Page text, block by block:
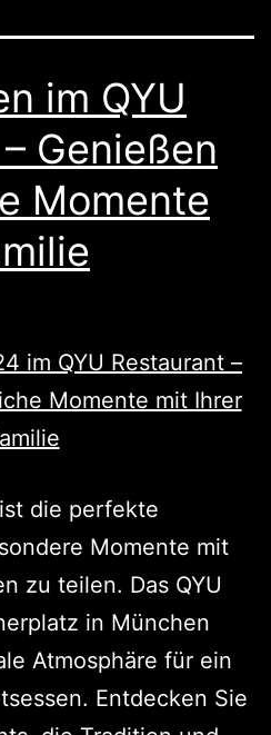
im QYU
Genießen
Momente
die perfekte
Momente mit
zu teilen. Das QYU
in München
Atmosphäre für ein
Entdecken Sie